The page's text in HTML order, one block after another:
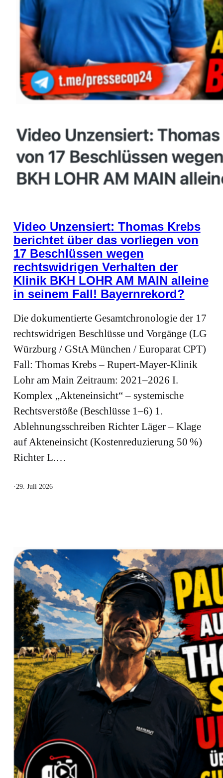
Video Unzensiert: Thomas Krebs
berichtet über das vorliegen von
17 Beschlüssen wegen
rechtswidrigen Verhalten der
Klinik BKH LOHR AM MAIN alleine
in seinem Fall! Bayernrekord?
Die dokumentierte Gesamtchronologie der 17
rechtswidrigen Beschlüsse und Vorgänge (LG
Würzburg / GStA München / Europarat CPT)
Fall: Thomas Krebs – Rupert‑Mayer‑Klinik
Lohr am Main Zeitraum: 2021–2026 I.
Komplex „Akteneinsicht“ – systemische
Rechtsverstöße (Beschlüsse 1–6) 1.
Ablehnungsschreiben Richter Läger – Klage
auf Akteneinsicht (Kostenreduzierung 50 %)
Richter L.…
· 29. Juli 2026